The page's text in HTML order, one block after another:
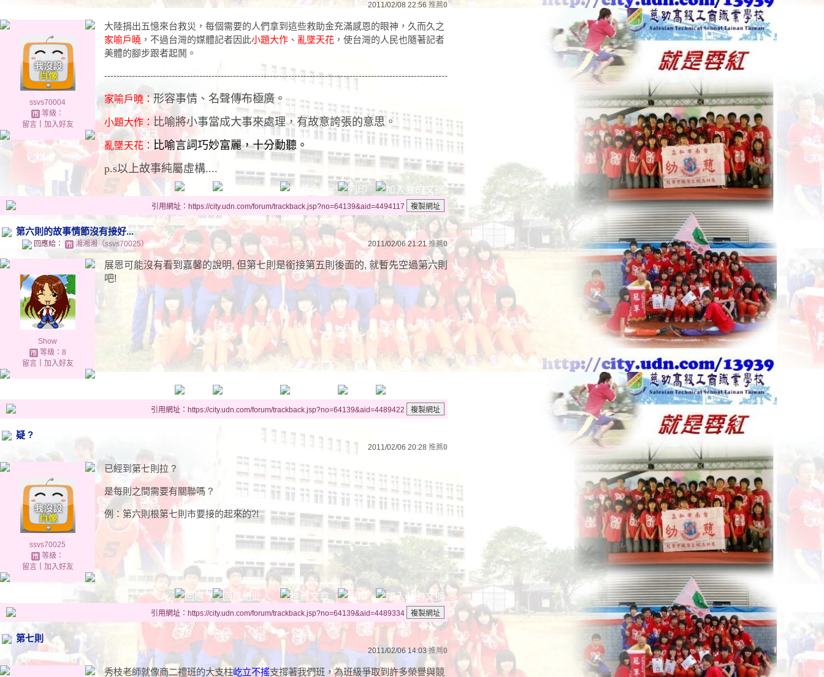
2011/02/08 22:56 推薦0
ssvs70004
等級：
留言｜ 加入好友
大陸捐出五憶來台救災，每個需要的人們拿到這些救助金充滿感恩的眼神，久而久之
家喻戶曉 ，不過台灣的媒體記者因此小題大作 、 亂墜天花 ，使台灣的人民也隨著記者
美體的腳步跟者起鬨。
----------------------------------------------------------------------------------------------------------------
家喻戶曉：形容事情、名聲傳布極廣。
小題大作： 比喻將小事當成大事來處理，有故意誇張的意思。
亂墜天花： 比喻言詞巧妙富麗，十分動聽。
p.s以上故事純屬虛構....
引用網址：https://city.udn.com/forum/trackback.jsp?no=64139&aid=4494117
第六則的故事情節沒有接好...
回應給： 湘湘湘（ssvs70025） 2011/02/06 21:21推薦0
Show
等級：8
留言｜ 加入好友
展恩可能沒有看到嘉馨的說明, 但第七則是銜接第五則後面的, 就暫先空過第六則
吧!
引用網址：https://city.udn.com/forum/trackback.jsp?no=64139&aid=4489422
疑 ?
2011/02/06 20:28 推薦0
ssvs70025
等級：
留言｜ 加入好友
已經到第七則拉 ?
是每則之間需要有關聯嗎 ?
例：第六則根第七則市要接的起來的?!
引用網址：https://city.udn.com/forum/trackback.jsp?no=64139&aid=4489334
第七則
2011/02/06 14:03 推薦0
秀枝老師就像商二禮班的大支柱屹立不搖支撐著我們班，為班級爭取到許多榮譽與競